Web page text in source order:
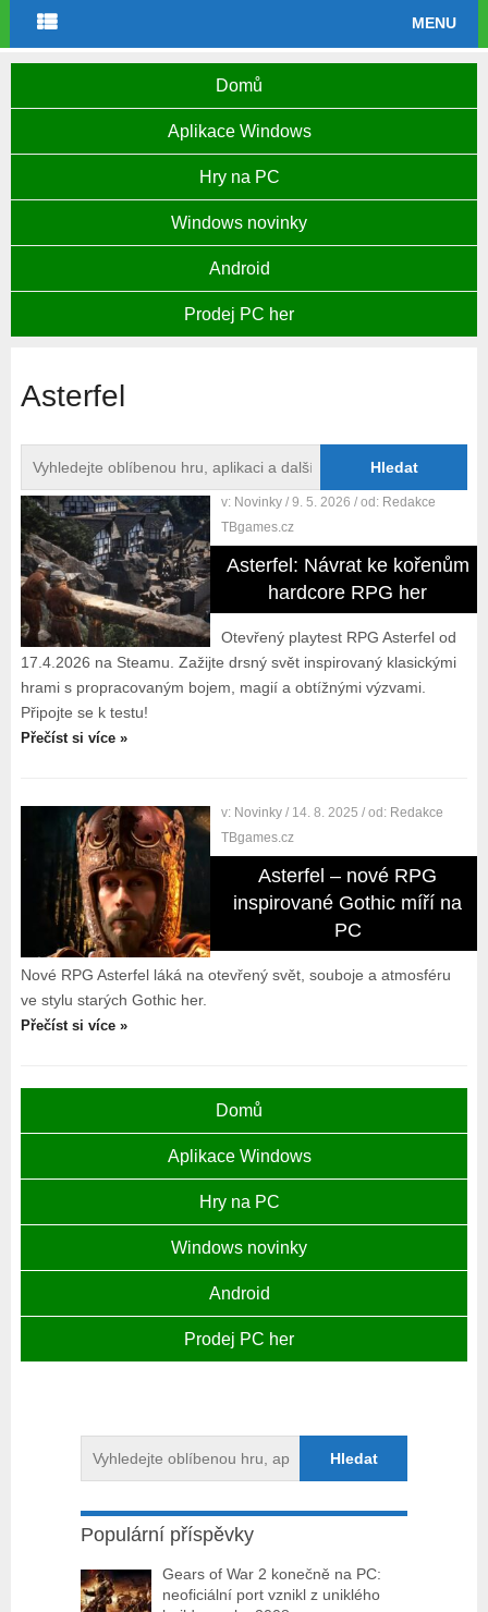
MENU
Domů
Aplikace Windows
Hry na PC
Windows novinky
Android
Prodej PC her
Asterfel
v: Novinky / 9. 5. 2026 / od: Redakce
TBgames.cz
Asterfel: Návrat ke kořenům
hardcore RPG her
Otevřený playtest RPG Asterfel od
17.4.2026 na Steamu. Zažijte drsný svět inspirovaný klasickými
hrami s propracovaným bojem, magií a obtížnými výzvami.
Připojte se k testu!
Přečíst si více »
v: Novinky / 14. 8. 2025 / od: Redakce
TBgames.cz
Asterfel – nové RPG
inspirované Gothic míří na
PC
Nové RPG Asterfel láká na otevřený svět, souboje a atmosféru
ve stylu starých Gothic her.
Přečíst si více »
Domů
Aplikace Windows
Hry na PC
Windows novinky
Android
Prodej PC her
Populární příspěvky
Gears of War 2 konečně na PC:
neoficiální port vznikl z uniklého